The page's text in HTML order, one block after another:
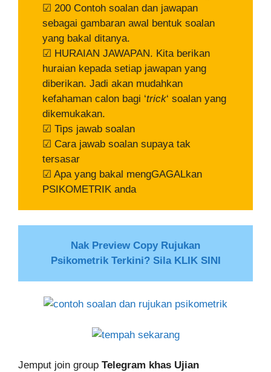
☑ 200 Contoh soalan dan jawapan
sebagai gambaran awal bentuk soalan
yang bakal ditanya.
☑ HURAIAN JAWAPAN. Kita berikan
huraian kepada setiap jawapan yang
diberikan. Jadi akan mudahkan
kefahaman calon bagi ‘trick‘ soalan yang
dikemukakan.
☑ Tips jawab soalan
☑ Cara jawab soalan supaya tak
tersasar
☑ Apa yang bakal mengGAGALkan
PSIKOMETRIK anda
Nak Preview Copy Rujukan
Psikometrik Terkini? Sila KLIK SINI
Jemput join group Telegram khas Ujian